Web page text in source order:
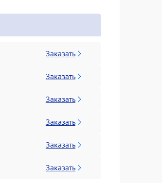
Заказать
Заказать
Заказать
Заказать
Заказать
Заказать